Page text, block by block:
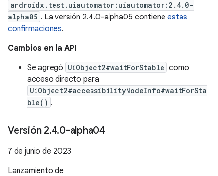
androidx.test.uiautomator:uiautomator:2.4.0-
alpha05 . La versión 2.4.0-alpha05 contiene estas
confirmaciones.
Cambios en la API
Se agregó UiObject2#waitForStable como
acceso directo para
UiObject2#accessibilityNodeInfo#waitForSta
ble() .
Versión 2.4.0-alpha04
7 de junio de 2023
Lanzamiento de